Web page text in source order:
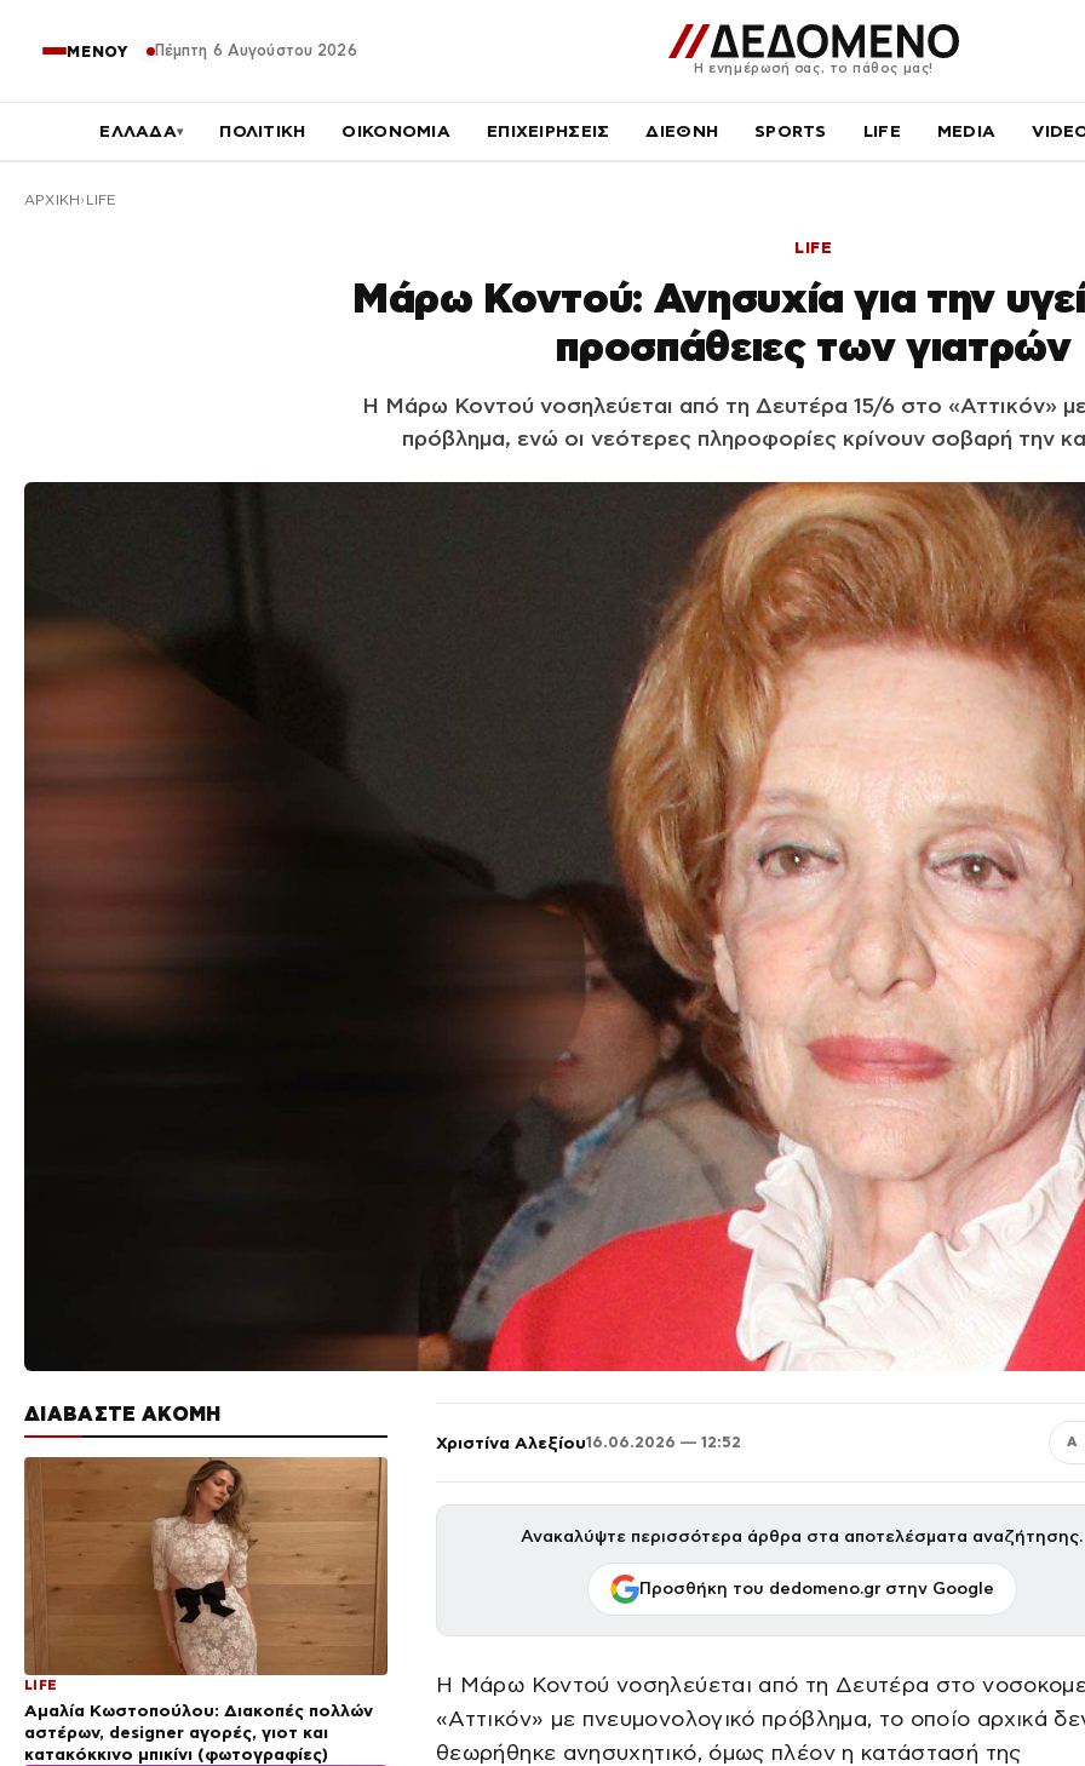
ΜΕΝΟΥ Πέμπτη 6 Αυγούστου 2026
Η ενημέρωσή σας, το πάθος μας!
ΕΛΛΑΔΑ▾ ΠΟΛΙΤΙΚΗ ΟΙΚΟΝΟΜΙΑ ΕΠΙΧΕΙΡΗΣΕΙΣ ΔΙΕΘΝΗ SPORTS LIFE MEDIA
ΑΡΧΙΚΉ LIFE
LIFE
Μάρω Κοντού: Ανησυχία για την
προσπάθειες των γιατρών
Η Μάρω Κοντού νοσηλεύεται από τη Δευτέρα 15/6 στο «Αττικόν»
πρόβλημα, ενώ οι νεότερες πληροφορίες κρίνουν σοβαρή την
ΔΙΑΒΑΣΤΕ ΑΚΟΜΗ
LIFE
Αμαλία Κωστοπούλου: Διακοπές πολλών
αστέρων, designer αγορές, γιοτ και
κατακόκκινο μπικίνι (φωτογραφίες)
Χριστίνα Αλεξίου16.06.2026 — 12:52 Α
Ανακαλύψτε περισσότερα άρθρα στα αποτελέσματα αναζήτησης.
Προσθήκη του dedomeno.gr στην Google
Η Μάρω Κοντού νοσηλεύεται από τη Δευτέρα στο
«Αττικόν» με πνευμονολογικό πρόβλημα, το οποίο αρχικά
θεωρήθηκε ανησυχητικό, όμως πλέον η κατάστασή της